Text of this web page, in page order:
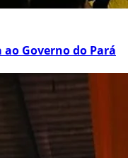
Governo do Pará